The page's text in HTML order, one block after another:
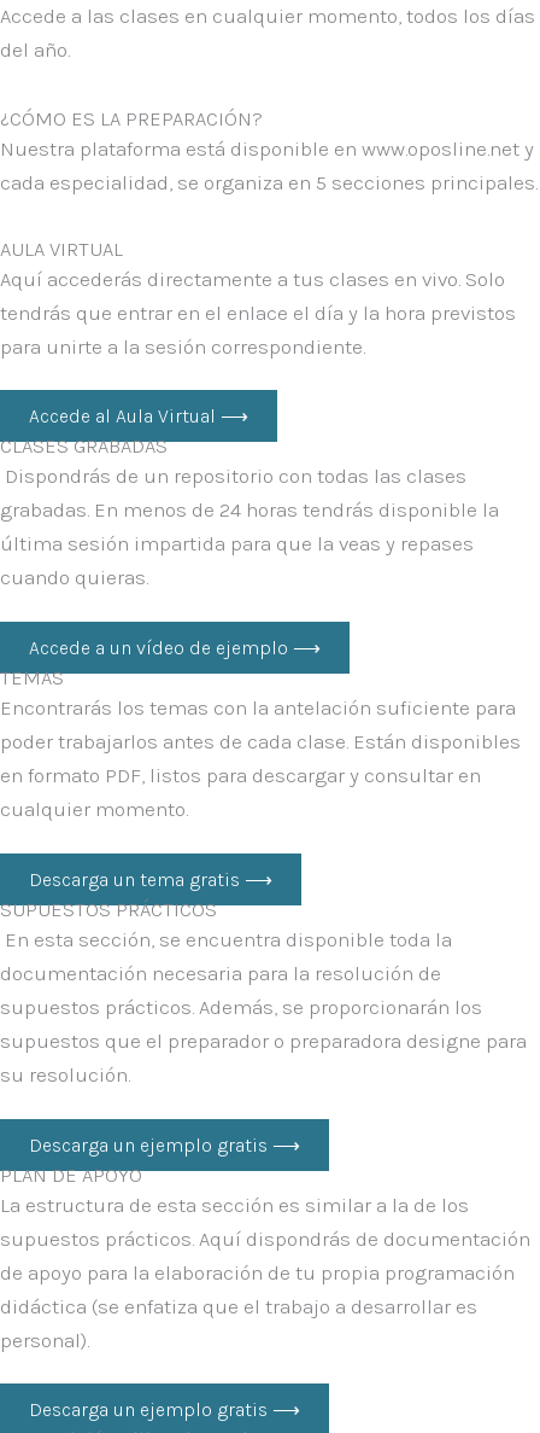
Accede a las clases en cualquier momento, todos los días
del año.
¿CÓMO ES LA PREPARACIÓN?
Nuestra plataforma está disponible en www.oposline.net y
cada especialidad, se organiza en 5 secciones principales.
AULA VIRTUAL
Aquí accederás directamente a tus clases en vivo. Solo
tendrás que entrar en el enlace el día y la hora previstos
para unirte a la sesión correspondiente.
Accede al Aula Virtual ⟶
CLASES GRABADAS
Dispondrás de un repositorio con todas las clases
grabadas. En menos de 24 horas tendrás disponible la
última sesión impartida para que la veas y repases
cuando quieras.
Accede a un vídeo de ejemplo ⟶
TEMAS
Encontrarás los temas con la antelación suficiente para
poder trabajarlos antes de cada clase. Están disponibles
en formato PDF, listos para descargar y consultar en
cualquier momento.
Descarga un tema gratis ⟶
SUPUESTOS PRÁCTICOS
En esta sección, se encuentra disponible toda la
documentación necesaria para la resolución de
supuestos prácticos. Además, se proporcionarán los
supuestos que el preparador o preparadora designe para
su resolución.
Descarga un ejemplo gratis ⟶
PLAN DE APOYO
La estructura de esta sección es similar a la de los
supuestos prácticos. Aquí dispondrás de documentación
de apoyo para la elaboración de tu propia programación
didáctica (se enfatiza que el trabajo a desarrollar es
personal).
Descarga un ejemplo gratis ⟶